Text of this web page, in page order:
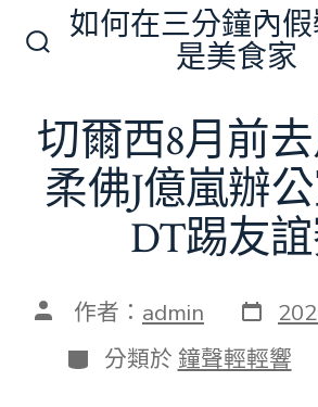
換
開
關
如何在三分鐘內
是美食家
切爾西8月前
柔佛J億嵐辦
DT踢友
文 作者： admin 發
表
日
期
分
類
分類於 鐘聲輕輕響